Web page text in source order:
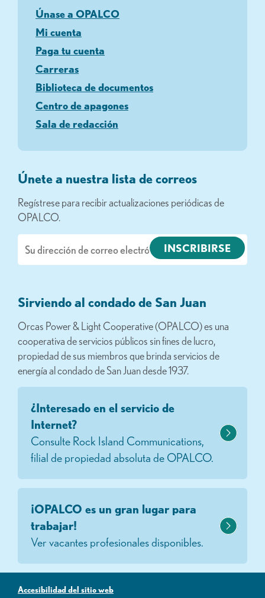
Únase a OPALCO
Mi cuenta
Paga tu cuenta
Carreras
Biblioteca de documentos
Centro de apagones
Sala de redacción
Únete a nuestra lista de correos
Regístrese para recibir actualizaciones periódicas de
OPALCO.
electrónico
Sirviendo al condado de San Juan
Orcas Power & Light Cooperative (OPALCO) es una
cooperativa de servicios públicos sin fines de lucro,
propiedad de sus miembros que brinda servicios de
energía al condado de San Juan desde 1937.
¿Interesado en el servicio de
Internet?
Consulte Rock Island Communications,
filial de propiedad absoluta de OPALCO.
¡OPALCO es un gran lugar para
trabajar!
Ver vacantes profesionales disponibles.
Accesibilidad del sitio web